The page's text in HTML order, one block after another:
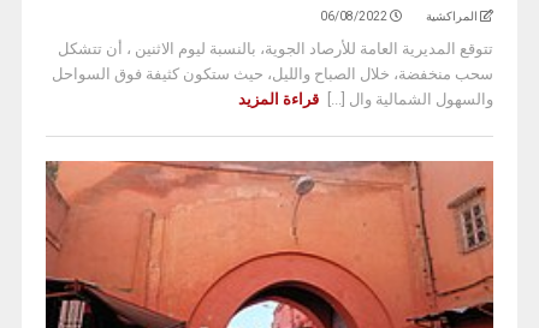
المراكشية 06/08/2022
تتوقع المديرية العامة للأرصاد الجوية، بالنسبة ليوم الاثنين ، أن تتشكل
سحب منخفضة، خلال الصباح والليل، حيث ستكون كثيفة فوق السواحل
والسهول الشمالية وال [...]
قراءة المزيد